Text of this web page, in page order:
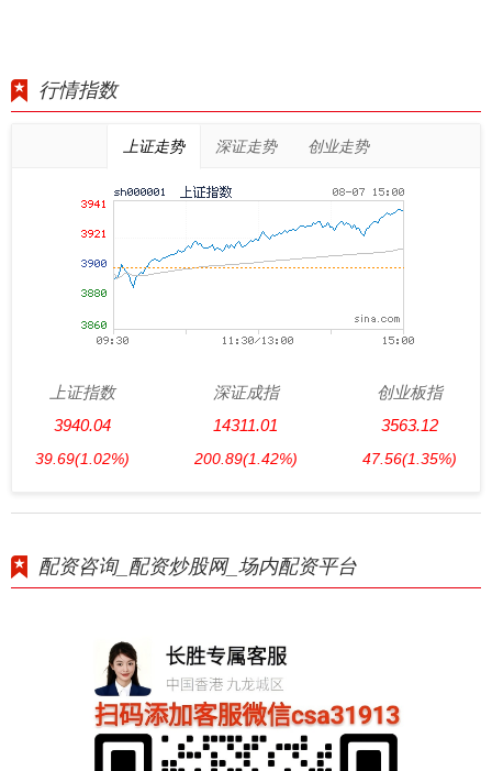
行情指数
上证走势 深证走势 创业走势
上证指数
3940.04
39.69(1.02%)
深证成指
14311.01
200.89(1.42%)
创业板指
3563.12
47.56(1.35%)
配资咨询_配资炒股网_场内配资平台